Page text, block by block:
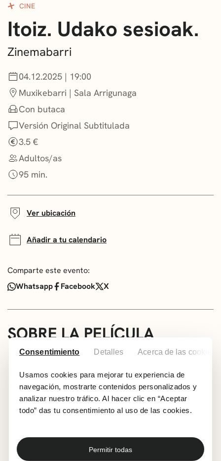
Consentimiento Detalles Acerca de las cookies
Usamos cookies para mejorar tu experiencia de
navegación, mostrarte contenidos personalizados y
analizar nuestro tráfico. Al hacer clic en “Aceptar
todo” das tu consentimiento al uso de las cookies.
Permitir todas
NOTICIAS
GETXO KULTURA
ASOCIACIONES CULTURALES
CINE
Itoiz. Udako sesioak.
Zinemabarri
04.12.2025 | 19:00
Muxikebarri | Sala Arrigunaga
Con butaca
Versión Original Subtitulada
3.5 €
Adultos/as
95 min.
Ver ubicación
Añadir a tu calendario
Comparte este evento:
Whatsapp
Facebook X
SOBRE LA PELÍCULA
Proyección y posterior cine-forum
Todos los públicos
Genero: Documental.
Año: 2024
Larraitz Zuazo